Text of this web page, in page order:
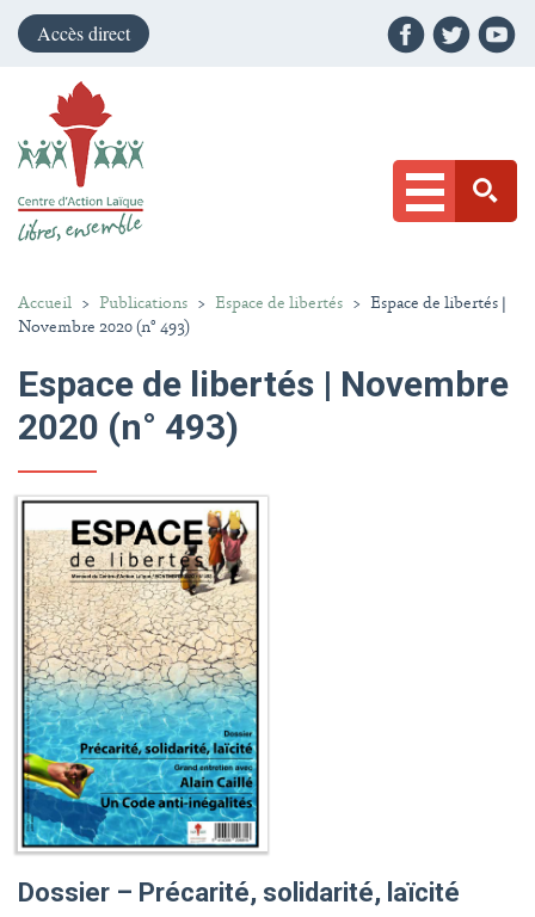
Accès direct
Accueil > Publications > Espace de libertés > Espace de libertés |
Novembre 2020 (n° 493)
Espace de libertés | Novembre
2020 (n° 493)
Dossier – Précarité, solidarité, laïcité